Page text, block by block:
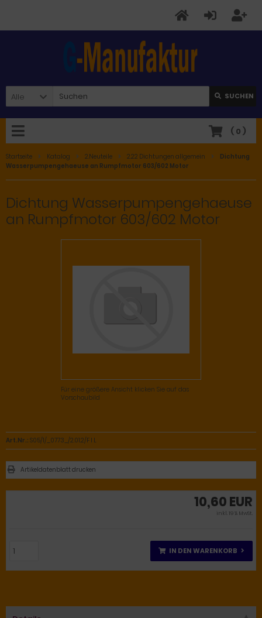
Alle SUCHEN
( 0 )
Startseite Katalog 2.Neuteile 2.22 Dichtungen allgemein
Dichtung
Wasserpumpengehaeuse an Rumpfmotor 603/602 Motor
Dichtung Wasserpumpengehaeuse
an Rumpfmotor 603/602 Motor
Für eine größere Ansicht klicken Sie auf das
Vorschaubild
10,60 EUR
inkl. 19 % MwSt.
IN DEN WARENKORB
Art.Nr.: S05/1/_0773_/2.01.2/F I L
Artikeldatenblatt drucken